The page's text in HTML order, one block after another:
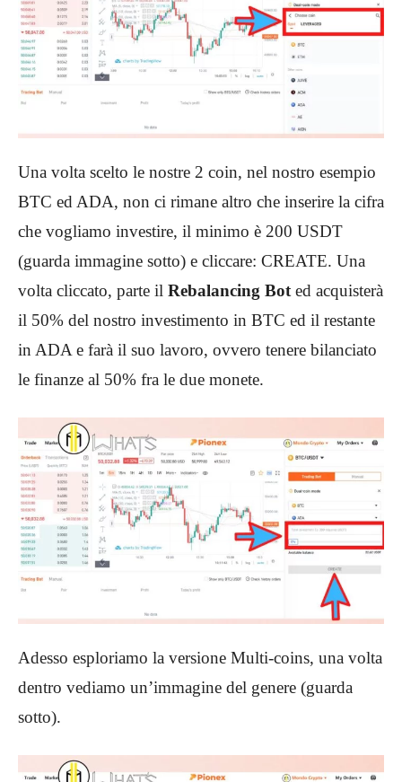
Una volta scelto le nostre 2 coin, nel nostro esempio
BTC ed ADA, non ci rimane altro che inserire la cifra
che vogliamo investire, il minimo è 200 USDT
(guarda immagine sotto) e cliccare: CREATE. Una
volta cliccato, parte il Rebalancing Boted acquisterà
il 50% del nostro investimento in BTC ed il restante
in ADA e farà il suo lavoro, ovvero tenere bilanciato
le finanze al 50% fra le due monete.
Adesso esploriamo la versione Multi-coins, una volta
dentro vediamo un’immagine del genere (guarda
sotto).